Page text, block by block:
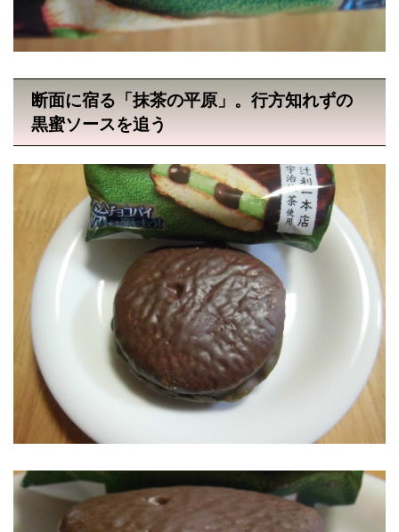
断面に宿る「抹茶の平原」。行方知れずの
黒蜜ソースを追う